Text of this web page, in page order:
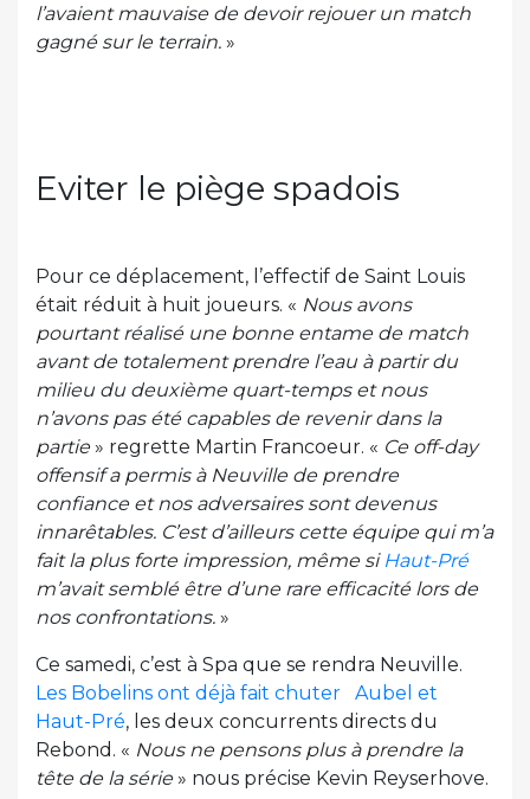
l’avaient mauvaise de devoir rejouer un match
gagné sur le terrain. »
Eviter le piège spadois
Pour ce déplacement, l’effectif de Saint Louis
était réduit à huit joueurs. « Nous avons
pourtant réalisé une bonne entame de match
avant de totalement prendre l’eau à partir du
milieu du deuxième quart-temps et nous
n’avons pas été capables de revenir dans la
partie» regrette Martin Francoeur. « Ce off-day
offensif a permis à Neuville de prendre
confiance et nos adversaires sont devenus
innarêtables. C’est d’ailleurs cette équipe qui m’a
fait la plus forte impression, même si Haut-Pré
m’avait semblé être d’une rare efficacité lors de
nos confrontations. »
Ce samedi, c’est à Spa que se rendra Neuville.
Les Bobelins ont déjà fait chuter Aubel et
Haut-Pré, les deux concurrents directs du
Rebond. « Nous ne pensons plus à prendre la
tête de la série» nous précise Kevin Reyserhove.